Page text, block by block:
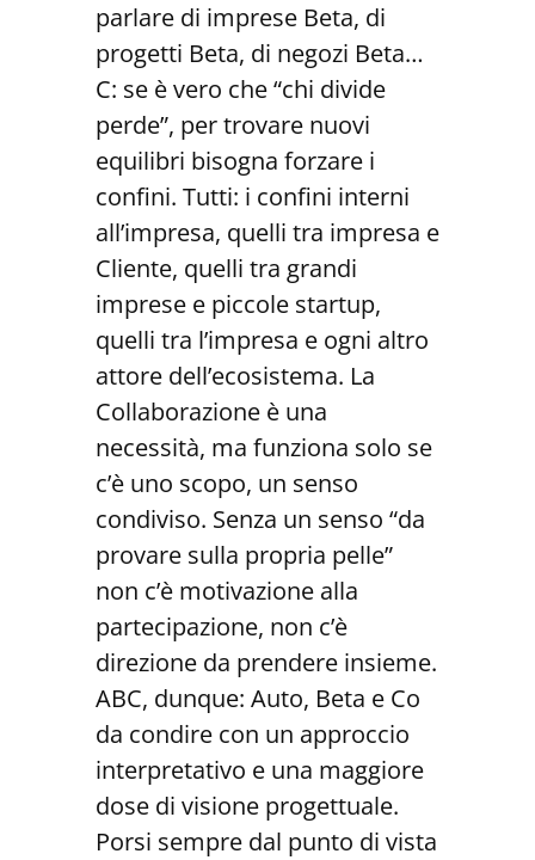
parlare di imprese Beta, di
progetti Beta, di negozi Beta…
C: se è vero che “chi divide
perde”, per trovare nuovi
equilibri bisogna forzare i
confini. Tutti: i confini interni
all’impresa, quelli tra impresa e
Cliente, quelli tra grandi
imprese e piccole startup,
quelli tra l’impresa e ogni altro
attore dell’ecosistema. La
Collaborazione è una
necessità, ma funziona solo se
c’è uno scopo, un senso
condiviso. Senza un senso “da
provare sulla propria pelle”
non c’è motivazione alla
partecipazione, non c’è
direzione da prendere insieme.
ABC, dunque: Auto, Beta e Co
da condire con un approccio
interpretativo e una maggiore
dose di visione progettuale.
Porsi sempre dal punto di vista